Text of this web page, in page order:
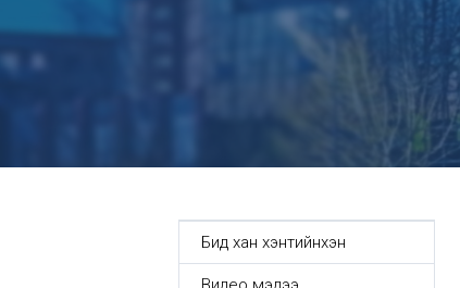
Бид хан хэнтийнхэн